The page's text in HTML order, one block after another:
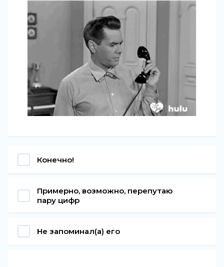
Конечно!
Примерно, возможно, перепутаю
пару цифр
Не запоминал(а) его